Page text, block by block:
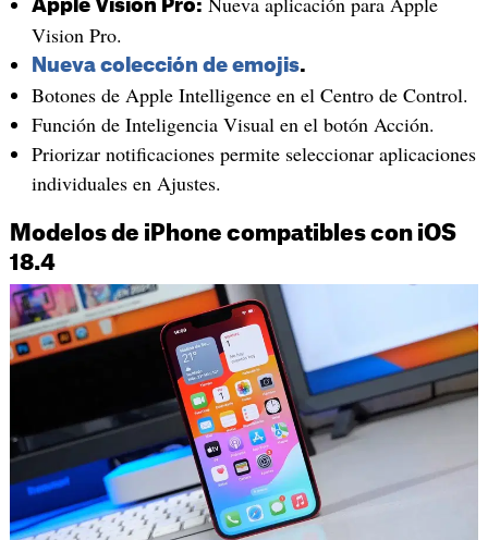
Apple Vision Pro:
Vision Pro.
Nueva colección de emojis.
Botones de Apple Intelligence en el Centro de Control.
Función de Inteligencia Visual en el botón Acción.
Priorizar notificaciones permite seleccionar aplicaciones
individuales en Ajustes.
Modelos de iPhone compatibles con iOS
18.4